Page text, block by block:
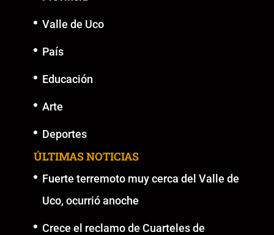
Valle de Uco
País
Educación
Arte
Deportes
ÚLTIMAS NOTICIAS
Fuerte terremoto muy cerca del Valle de
Uco, ocurrió anoche
Crece el reclamo de Cuarteles de